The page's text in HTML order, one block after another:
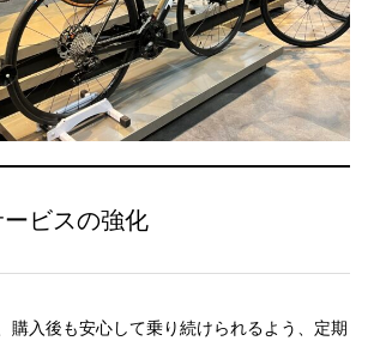
ビスの強化
購入後も安心して乗り続けられるよう、定期